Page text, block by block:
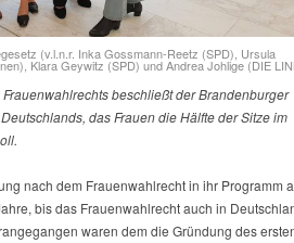
(v.l.n.r. Inka Gossmann-Reetz (SPD), Ursula
Klara Geywitz (SPD) und Andrea Johlige (DIE
beschließt der Brandenburger
das Frauen die Hälfte der Sitze im
nach dem Frauenwahlrecht in ihr Programm
bis das Frauenwahlrecht auch in
waren dem die Gründung des